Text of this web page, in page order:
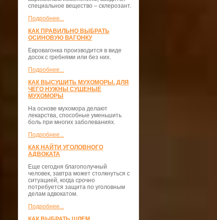
специальное вещество – склерозант.
Подробнее...
КАК ПРАВИЛЬНО ВЫБРАТЬ
ОСИНОВУЮ ВАГОНКУ
Евровагонка производится в виде
досок с гребнями или без них.
Подробнее...
КАК ВЫСУШИТЬ МУХОМОРЫ. ДЛЯ
ЧЕГО НУЖНЫ СУШЕНЫЕ
МУХОМОРЫ
На основе мухомора делают
лекарства, способные уменьшить
боль при многих заболеваниях.
Подробнее...
КАК НАЙТИ УГОЛОВНОГО
АДВОКАТА
Еще сегодня благополучный
человек, завтра может столкнуться с
ситуацией, когда срочно
потребуется защита по уголовным
делам адвокатом.
Подробнее...